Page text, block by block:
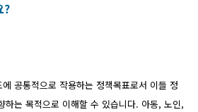
?
공통적으로 작용하는 정책목표로서 이들 정
하는 목적으로 이해할 수 있습니다. 아동, 노인,